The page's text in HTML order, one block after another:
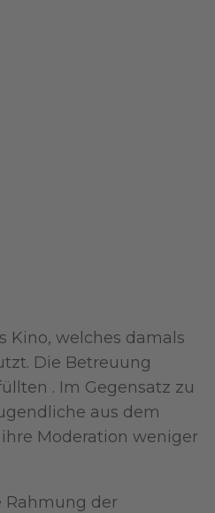
Kino, welches damals
Die Betreuung
. Im Gegensatz zu
aus dem
Moderation weniger
Rahmung der